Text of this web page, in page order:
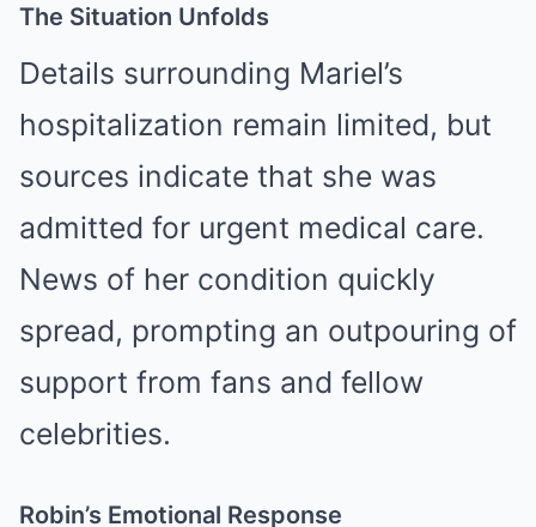
The Situation Unfolds
Details surrounding Mariel’s
hospitalization remain limited, but
sources indicate that she was
admitted for urgent medical care.
News of her condition quickly
spread, prompting an outpouring of
support from fans and fellow
celebrities.
Robin’s Emotional Response